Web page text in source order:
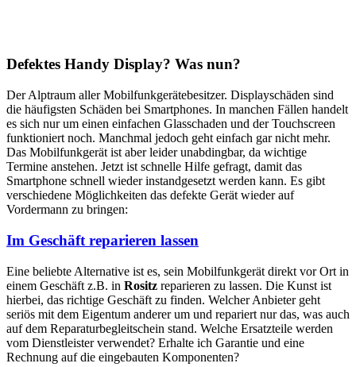
Defektes Handy Display? Was nun?
Der Alptraum aller Mobilfunkgerätebesitzer. Displayschäden sind
die häufigsten Schäden bei Smartphones. In manchen Fällen handelt
es sich nur um einen einfachen Glasschaden und der Touchscreen
funktioniert noch. Manchmal jedoch geht einfach gar nicht mehr.
Das Mobilfunkgerät ist aber leider unabdingbar, da wichtige
Termine anstehen. Jetzt ist schnelle Hilfe gefragt, damit das
Smartphone schnell wieder instandgesetzt werden kann. Es gibt
verschiedene Möglichkeiten das defekte Gerät wieder auf
Vordermann zu bringen:
Im Geschäft reparieren lassen
Eine beliebte Alternative ist es, sein Mobilfunkgerät direkt vor Ort in
einem Geschäft z.B. in Rositz reparieren zu lassen. Die Kunst ist
hierbei, das richtige Geschäft zu finden. Welcher Anbieter geht
seriös mit dem Eigentum anderer um und repariert nur das, was auch
auf dem Reparaturbegleitschein stand. Welche Ersatzteile werden
vom Dienstleister verwendet? Erhalte ich Garantie und eine
Rechnung auf die eingebauten Komponenten?